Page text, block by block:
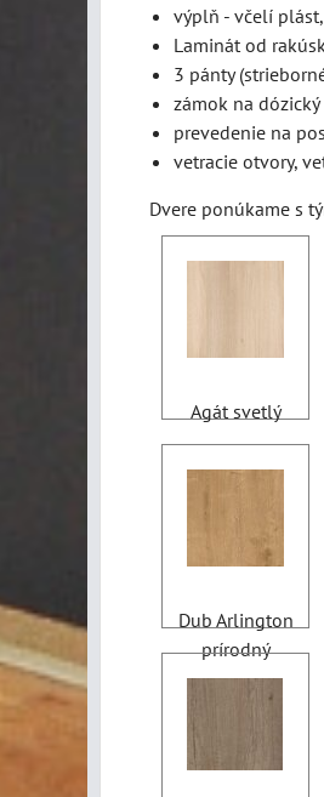
výplň - včelí
Laminát od
3 pánty
zámok na
prevedenie na
vetracie otvory,
Dvere ponúkame s
Agát svetlý
Dub Arlington
prírodný